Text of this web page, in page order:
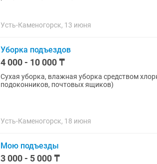
Усть-Каменогорск, 13 июня
Уборка подъездов
4 000 - 10 000 ₸
Сухая уборка, влажная уборка средством
подоконников, почтовых ящиков)
Усть-Каменогорск, 18 июня
Мою подъезды
3 000 - 5 000 ₸